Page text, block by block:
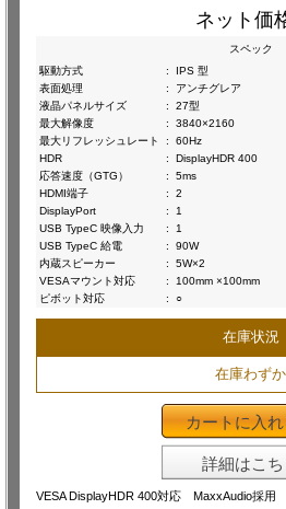
ネット価
スペック
駆動方式
:
IPS 型
表面処理
:
アンチグレア
液晶パネルサイズ
:
27型
最大解像度
:
3840×2160
最大リフレッシュレート
:
60Hz
HDR
:
DisplayHDR 400
応答速度（GTG）
:
5ms
HDMI端子
:
2
DisplayPort
:
1
USB TypeC 映像入力
:
1
USB TypeC 給電
:
90W
内蔵スピーカー
:
5W×2
VESAマウント対応
:
100mm ×100mm
ピボット対応
: ○
在庫状況
在庫わずか
カートに入
詳細はこち
VESA DisplayHDR 400対応 MaxxAudio採